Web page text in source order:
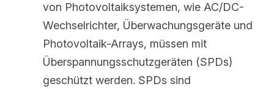
von Photovoltaiksystemen, wie AC/DC-
Wechselrichter, Überwachungsgeräte und
Photovoltaik-Arrays, müssen mit
Überspannungsschutzgeräten (SPDs)
geschützt werden. SPDs sind